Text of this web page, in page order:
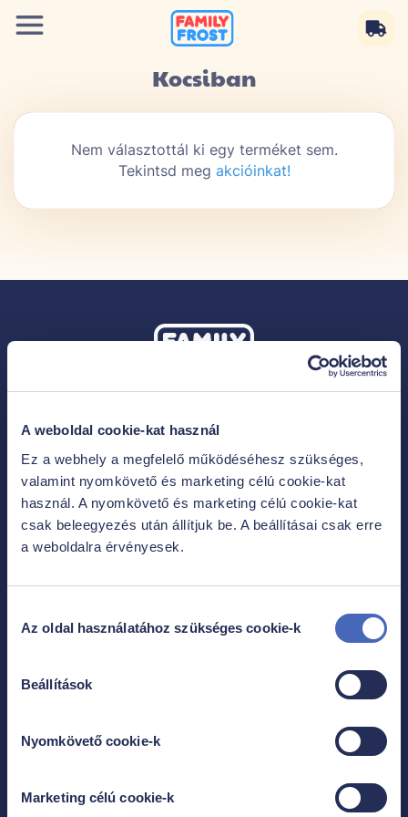
A weboldal cookie-kat használ
Ez a webhely a megfelelő működéséhesz szükséges,
valamint nyomkövető és marketing célú cookie-kat
használ. A nyomkövető és marketing célú cookie-kat
csak beleegyezés után állítjuk be. A beállításai csak erre
a weboldalra érvényesek.
kiválasztása
Az oldal használatához szükséges cookie-k
Beállítások
Nyomkövető cookie-k
Marketing célú cookie-k
Kocsiban
Nem választottál ki egy terméket sem.
Tekintsd meg akcióinkat!
Rólunk
KAPCSOLAT
NEKED SZÓLÓ ELŐNYEINK
FŐ A BIZTONSÁG